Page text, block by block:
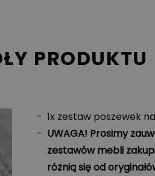
PRODUKTU
1x zestaw poszewek
UWAGA! Prosimy
zestawów mebli
różnią się od